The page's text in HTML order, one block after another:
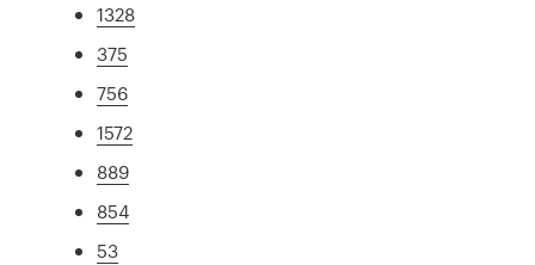
1328
375
756
1572
889
854
53